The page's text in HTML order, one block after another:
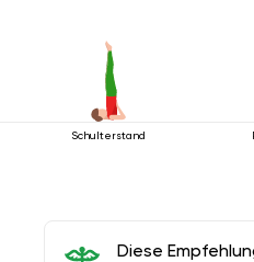
Schulterstand
Diese